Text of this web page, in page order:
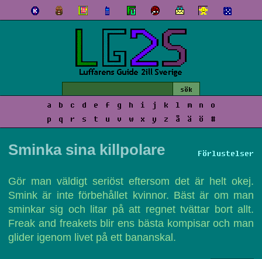
a b c d e f g h i j k l m n
o
p
q r s t u v w x y z å ä ö #
Förlustelser
Sminka sina killpolare
Gör man väldigt seriöst eftersom det är helt okej.
Smink är inte förbehållet kvinnor. Bäst är om man
sminkar sig och litar på att regnet tvättar bort allt.
Freak and freakets blir ens bästa kompisar och man
glider igenom livet på ett bananskal.